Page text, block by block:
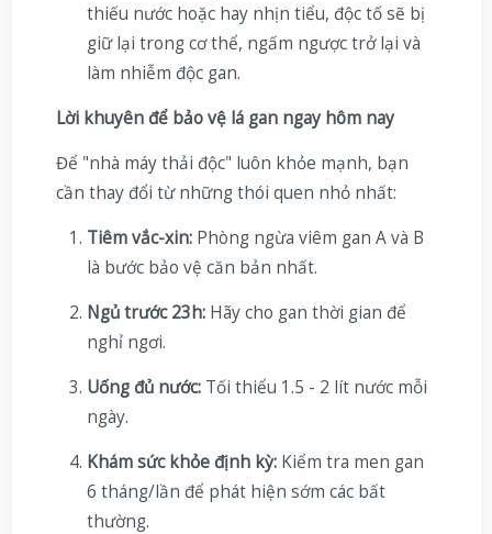
thiếu nước hoặc hay nhịn tiểu, độc tố sẽ bị
giữ lại trong cơ thể, ngấm ngược trở lại và
làm nhiễm độc gan.
Lời khuyên để bảo vệ lá gan ngay hôm nay
Để "nhà máy thải độc" luôn khỏe mạnh, bạn
cần thay đổi từ những thói quen nhỏ nhất:
Tiêm vắc-xin:Phòng ngừa viêm gan A và B
là bước bảo vệ căn bản nhất.
Ngủ trước 23h:Hãy cho gan thời gian để
nghỉ ngơi.
Uống đủ nước:Tối thiểu 1.5 - 2 lít nước mỗi
ngày.
Khám sức khỏe định kỳ:Kiểm tra men gan
6 tháng/lần để phát hiện sớm các bất
thường.